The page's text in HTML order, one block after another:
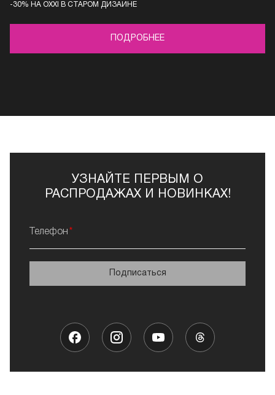
-30% НА OXXI В СТАРОМ ДИЗАЙНЕ
ПОДРОБНЕЕ
УЗНАЙТЕ ПЕРВЫМ О
РАСПРОДАЖАХ И НОВИНКАХ!
Телефон
Подписаться